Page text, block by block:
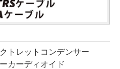
トレットコンデンサー
カーディオイド